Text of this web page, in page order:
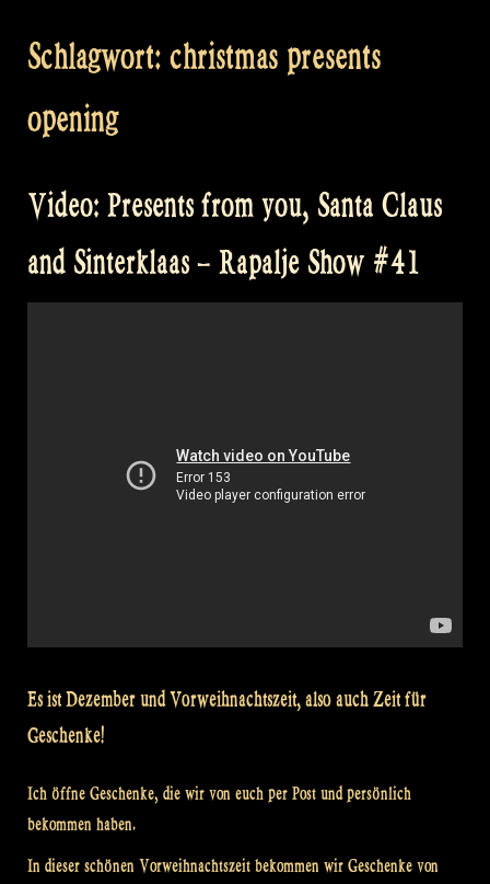
Schlagwort: christmas presents
opening
Video: Presents from you, Santa Claus
and Sinterklaas – Rapalje Show #41
Es ist Dezember und Vorweihnachtszeit, also auch Zeit für
Geschenke!
Ich öffne Geschenke, die wir von euch per Post und persönlich
bekommen haben.
In dieser schönen Vorweihnachtszeit bekommen wir Geschenke von